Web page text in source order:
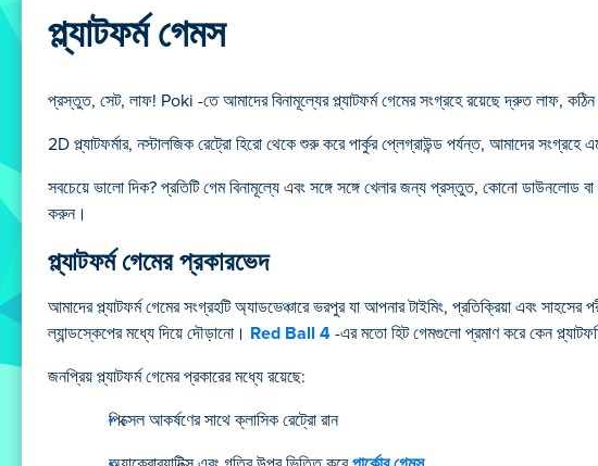
প্ল্যাটফর্ম গেমস
প্রস্তুত, সেট, লাফ! Poki -তে আমাদের বিনামূল্যের প্ল্যাটফর্ম গেমের সংগ্রহে রয়েছে দ্রুত লাফ,
2D প্ল্যাটফর্মার, নস্টালজিক রেট্রো হিরো থেকে শুরু করে পার্কুর প্লেগ্রাউন্ড পর্যন্ত, আমাদের সংগ্রহে
সবচেয়ে ভালো দিক? প্রতিটি গেম বিনামূল্যে এবং সঙ্গে সঙ্গে খেলার জন্য প্রস্তুত, কোনো
করুন।
প্ল্যাটফর্ম গেমের প্রকারভেদ
আমাদের প্ল্যাটফর্ম গেমের সংগ্রহটি অ্যাডভেঞ্চারে ভরপুর যা আপনার টাইমিং, প্রতিক্রিয়া এবং
ল্যান্ডস্কেপের মধ্যে দিয়ে দৌড়ানো।
Red Ball 4 -এর মতো হিট গেমগুলো প্রমাণ করে কেন
জনপ্রিয় প্ল্যাটফর্ম গেমের প্রকারের মধ্যে রয়েছে:
পিক্সেল আকর্ষণের সাথে ক্লাসিক রেট্রো রান